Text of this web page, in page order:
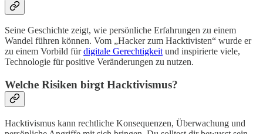
Seine Geschichte zeigt, wie persönliche Erfahrungen zu einem
Wandel führen können. Vom „Hacker zum Hacktivisten“ wurde er
zu einem Vorbild fürdigitale Gerechtigkeit und inspirierte viele,
Technologie für positive Veränderungen zu nutzen.
Welche Risiken birgt Hacktivismus?
Hacktivismus kann rechtliche Konsequenzen, Überwachung und